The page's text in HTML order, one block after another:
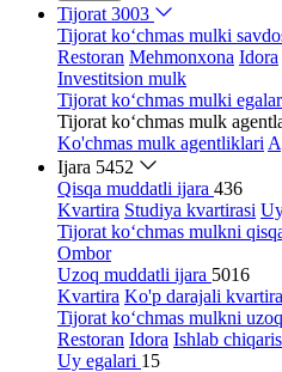
Tijorat 3003
Tijorat ko‘chmas mulki
Restoran Mehmonxona Idora
Investitsion mulk
Tijorat ko‘chmas mulki
Tijorat ko‘chmas mulk
Ko'chmas mulk agentliklari
Ijara 5452
Qisqa muddatli ijara 436
Kvartira Studiya kvartirasi
Tijorat ko‘chmas mulkni
Ombor
Uzoq muddatli ijara 5016
Kvartira Ko'p darajali
Tijorat ko‘chmas mulkni
Restoran Idora Ishlab
Uy egalari 15